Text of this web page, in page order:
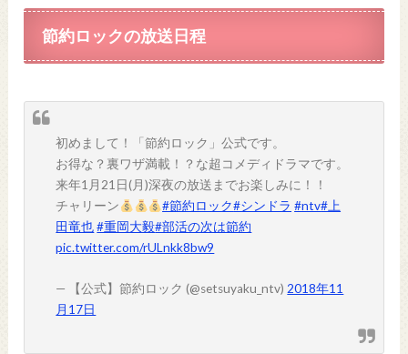
節約ロックの放送日程
初めまして！「節約ロック」公式です。
お得な？裏ワザ満載！？な超コメディドラマです。
来年1月21日(月)深夜の放送までお楽しみに！！
チャリーン
#節約ロック#シンドラ #ntv#上
田竜也 #重岡大毅#部活の次は節約
pic.twitter.com/rULnkk8bw9
— 【公式】節約ロック (@setsuyaku_ntv)2018年11
月17日